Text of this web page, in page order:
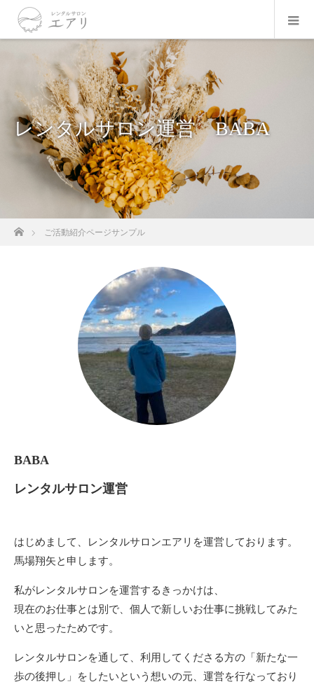
レンタルサロン運営 BABA
ホームご活動紹介ページサンプル
BABA
レンタルサロン運営
はじめまして、レンタルサロンエアリを運営しております。
馬場翔矢と申します。
私がレンタルサロンを運営するきっかけは、
現在のお仕事とは別で、個人で新しいお仕事に挑戦してみた
いと思ったためです。
レンタルサロンを通して、利用してくださる方の「新たな一
歩の後押し」をしたいという想いの元、運営を行なっており